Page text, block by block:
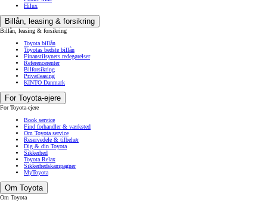
Hilux
Billån, leasing & forsikring
Billån, leasing & forsikring
Toyota billån
Toyotas bedste billån
Finanstilsynets redegørelser
Referencerenter
Bilforsikring
Privatleasing
KINTO Danmark
For Toyota-ejere
For Toyota-ejere
Book service
Find forhandler & værksted
Om Toyota service
Reservedele & tilbehør
Dig & din Toyota
Sikkerhed
Toyota Relax
Sikkerhedskampagner
MyToyota
Om Toyota
Om Toyota